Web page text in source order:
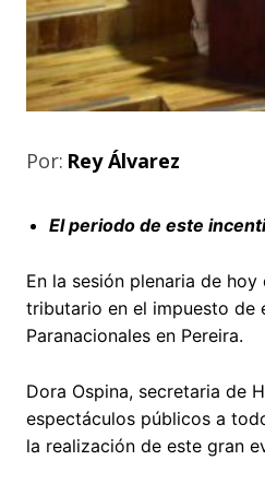
Por: Rey Álvarez
El periodo de este
En la sesión plenaria de
tributario en el impuesto de
Paranacionales en Pereira.
Dora Ospina, secretaria de
espectáculos públicos a
la realización de este gran